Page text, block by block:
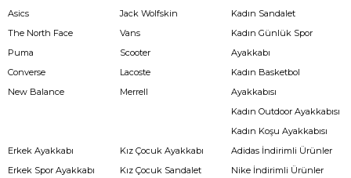
Asics
The North Face
Puma
Converse
New Balance
Jack Wolfskin
Vans
Scooter
Lacoste
Merrell
Kadın Sandalet
Kadın Günlük Spor
Ayakkabı
Kadın Basketbol
Ayakkabısı
Kadın Outdoor Ayakkabısı
Kadın Koşu Ayakkabısı
Erkek Ayakkabı
Erkek Spor Ayakkabı
Kız Çocuk Ayakkabı
Kız Çocuk Sandalet
Adidas İndirimli Ürünler
Nike İndirimli Ürünler